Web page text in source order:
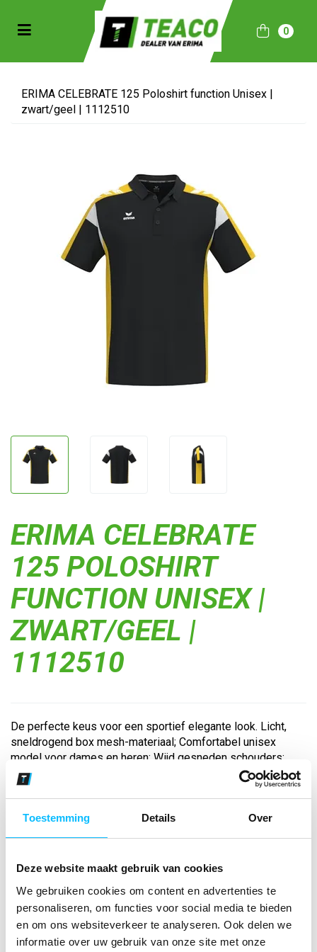
Toestemming Details Over
Deze website maakt gebruik van cookies
We gebruiken cookies om content en advertenties te
personaliseren, om functies voor social media te bieden
en om ons websiteverkeer te analyseren. Ook delen we
informatie over uw gebruik van onze site met onze
(Sportkleding)
(Collecties)
Toggle navigation 0
ERIMA CELEBRATE 125 Poloshirt function Unisex |
zwart/geel | 1112510
ERIMA CELEBRATE
125 POLOSHIRT
FUNCTION UNISEX |
ZWART/GEEL |
1112510
De perfecte keus voor een sportief elegante look. Licht,
sneldrogend box mesh-materiaal; Comfortabel unisex
model voor dames en heren; Wijd gesneden schouders;
Polokraag met knoopsluiting met 3 knopen; ERIMA 6
Wings-opdruk op de schouders; Unisex art...
Bekijk andere kleuren
Aantal